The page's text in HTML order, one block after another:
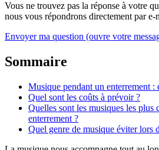
Vous ne trouvez pas la réponse à votre
nous vous répondrons directement par e-
Envoyer ma question (ouvre votre
Sommaire
Musique pendant un enterrement :
Quel sont les coûts à prévoir ?
Quelles sont les musiques les plus
enterrement ?
Quel genre de musique éviter lors